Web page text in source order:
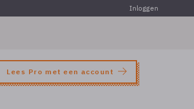
Inloggen
Lees Pro met een account